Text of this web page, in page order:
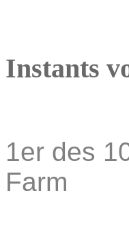
Instants
1er des
Farm